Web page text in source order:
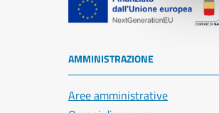
AMMINISTRAZIONE
Aree amministrative